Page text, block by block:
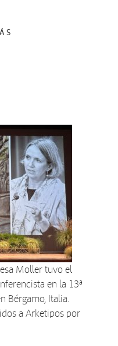
Moller tuvo el
en la 13ª
Bérgamo, Italia.
a Arketipos por